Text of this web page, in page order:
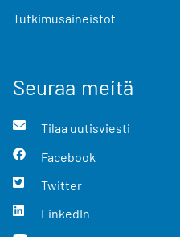
Tutkimusaineistot
Seuraa meitä
Tilaa uutisviesti
Facebook
Twitter
LinkedIn